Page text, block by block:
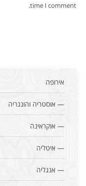
time I comment.
אירופה
— אוסטריה והונגריה
— אוקראינה
— איטליה
— אנגליה